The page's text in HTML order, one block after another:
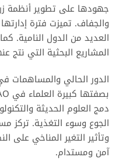
جهودها على تطوير أنظمة
والجفاف. تميزت فترة
العديد من الدول النامية.
المشاريع البحثية التي
الدور الحالي والمساهمات
دمج العلوم الحديثة
الجوع وسوء التغذية. تركز
وتأثير التغير المناخي على
آمن ومستدام.